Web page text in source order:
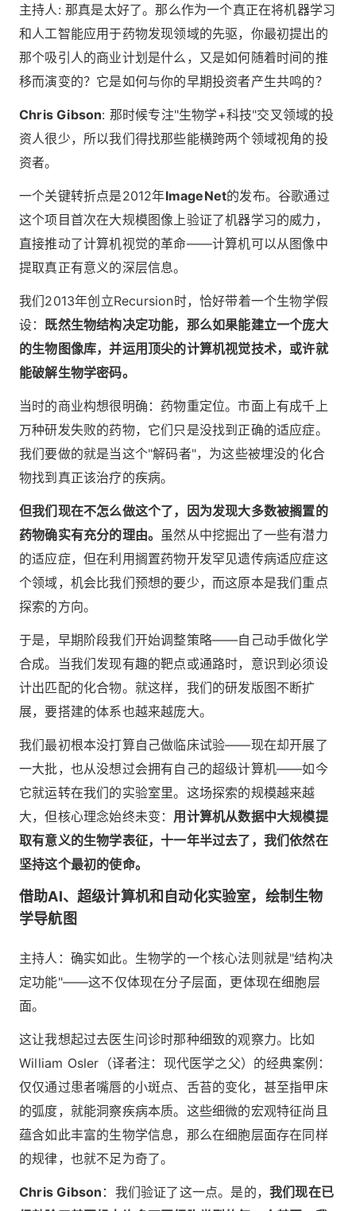
主持人: 那真是太好了。那么作为一个真正在将机器学习
和人工智能应用于药物发现领域的先驱，你最初提出的
那个吸引人的商业计划是什么，又是如何随着时间的推
移而演变的？它是如何与你的早期投资者产生共鸣的？
Chris Gibson: 那时候专注"生物学+科技"交叉领域的投
资人很少，所以我们得找那些能横跨两个领域视角的投
资者。
一个关键转折点是2012年ImageNet的发布。谷歌通过
这个项目首次在大规模图像上验证了机器学习的威力，
直接推动了计算机视觉的革命——计算机可以从图像中
提取真正有意义的深层信息。
我们2013年创立Recursion时，恰好带着一个生物学假
设： 既然生物结构决定功能，那么如果能建立一个庞大
的生物图像库，并运用顶尖的计算机视觉技术，或许就
能破解生物学密码。
当时的商业构想很明确：药物重定位。市面上有成千上
万种研发失败的药物，它们只是没找到正确的适应症。
我们要做的就是当这个"解码者"，为这些被埋没的化合
物找到真正该治疗的疾病。
但我们现在不怎么做这个了，因为发现大多数被搁置的
药物确实有充分的理由。 虽然从中挖掘出了一些有潜力
的适应症，但在利用搁置药物开发罕见遗传病适应症这
个领域，机会比我们预想的要少，而这原本是我们重点
探索的方向。
于是，早期阶段我们开始调整策略——自己动手做化学
合成。当我们发现有趣的靶点或通路时，意识到必须设
计出匹配的化合物。就这样，我们的研发版图不断扩
展，要搭建的体系也越来越庞大。
我们最初根本没打算自己做临床试验——现在却开展了
一大批，也从没想过会拥有自己的超级计算机——如今
它就运转在我们的实验室里。这场探索的规模越来越
大，但核心理念始终未变： 用计算机从数据中大规模提
取有意义的生物学表征，十一年半过去了，我们依然在
坚持这个最初的使命。
借助AI、超级计算机和自动化实验室，绘制生物
学导航图
主持人：确实如此。生物学的一个核心法则就是"结构决
定功能"——这不仅体现在分子层面，更体现在细胞层
面。
这让我想起过去医生问诊时那种细致的观察力。比如
William Osler（译者注：现代医学之父）的经典案例：
仅仅通过患者嘴唇的小斑点、舌苔的变化，甚至指甲床
的弧度，就能洞察疾病本质。这些细微的宏观特征尚且
蕴含如此丰富的生物学信息，那么在细胞层面存在同样
的规律，也就不足为奇了。
Chris Gibson ：我们验证了这一点。是的，我们现在已